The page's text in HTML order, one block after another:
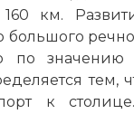
км.
большого
по значению
тем,
к